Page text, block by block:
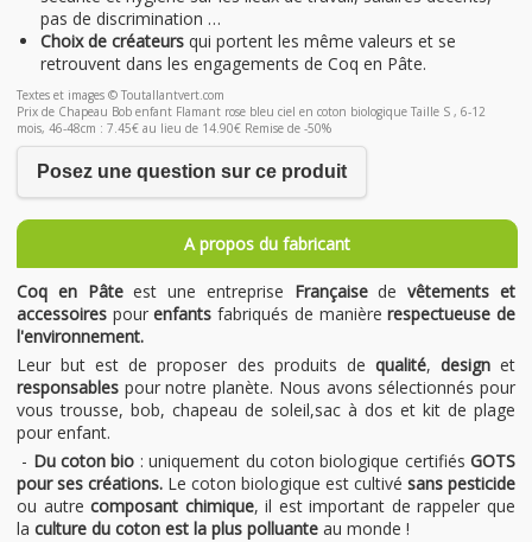
pas de discrimination …
Choix de créateurs qui portent les même valeurs et se
retrouvent dans les engagements de Coq en Pâte.
Textes et images © Toutallantvert.com
Prix de Chapeau Bob enfant Flamant rose bleu ciel en coton biologique Taille S , 6-12
mois, 46-48cm : 7.45€ au lieu de 14.90€ Remise de -50%
Posez une question sur ce produit
A propos du fabricant
Coq en Pâteest une entreprise Françaisedevêtements et
accessoires pourenfants fabriqués de manièrerespectueuse de
l'environnement.
Leur but est de proposer des produits de qualité, designet
responsables pour notre planète. Nous avons sélectionnés pour
vous trousse, bob, chapeau de soleil,sac à dos et kit de plage
pour enfant.
- Du coton bio : uniquement du coton biologique certifiésGOTS
pour ses créations. Le coton biologique est cultivé sans pesticide
ou autrecomposant chimique, il est important de rappeler que
la culture du coton est la plus polluante au monde !